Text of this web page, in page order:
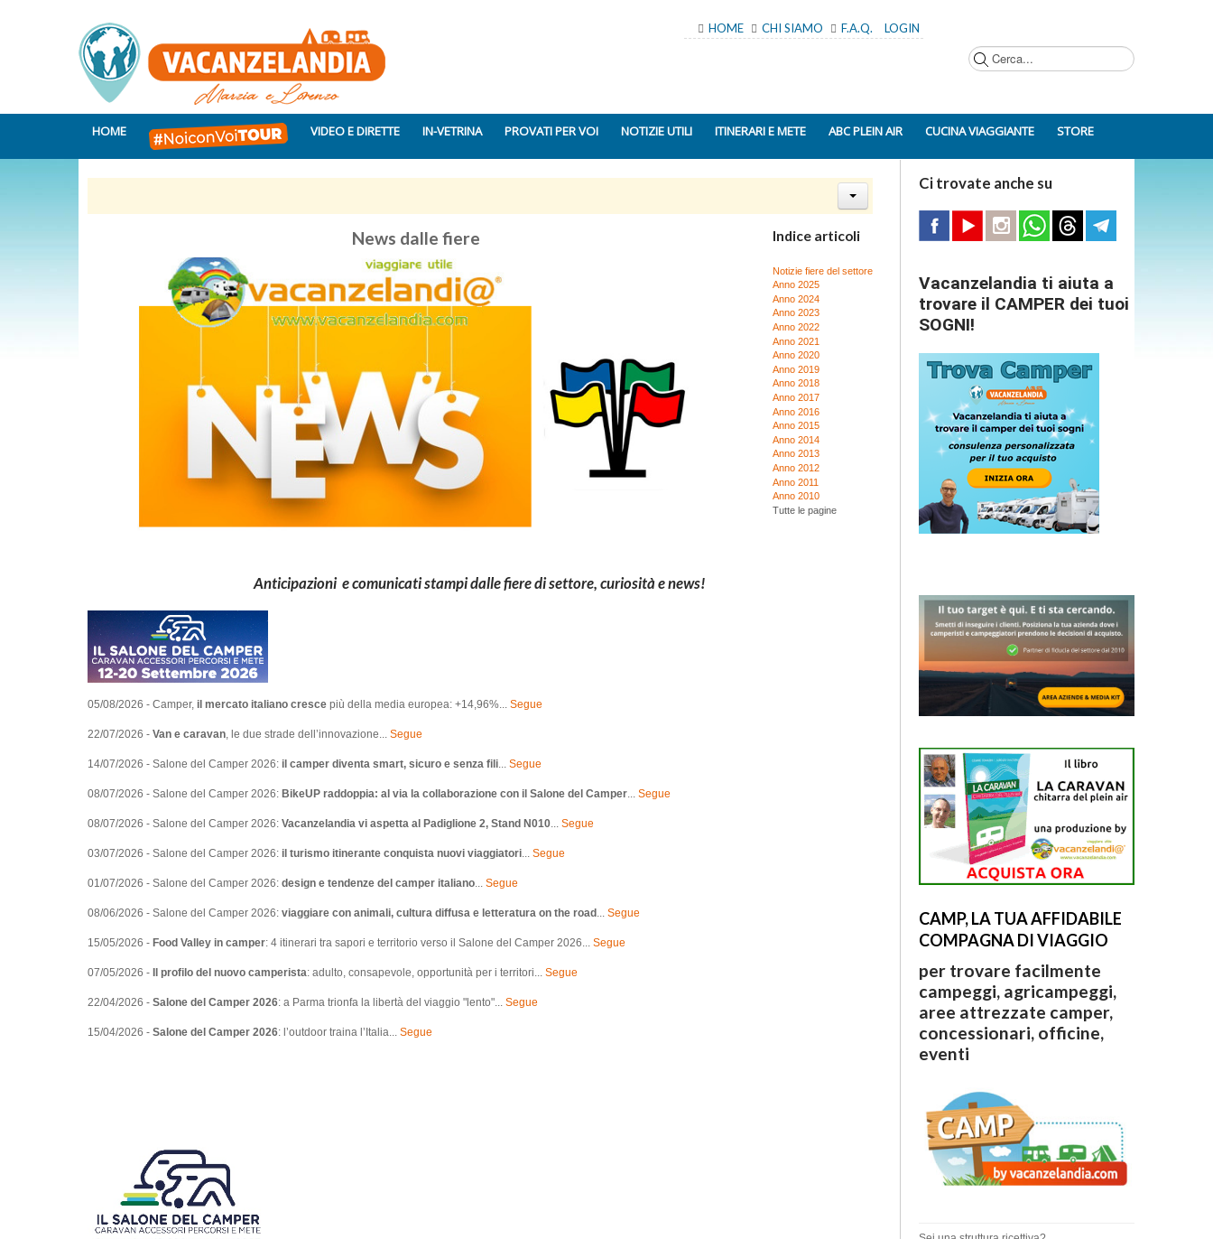
HOME CHI SIAMO F.A.Q. LOGIN
HOME VIDEO E DIRETTE IN-VETRINA PROVATI PER VOI NOTIZIE UTILI ITINERARI E METE ABC PLEIN AIR CUCINA VIAGGIANTE STORE
Indice articoli
Notizie fiere del settore
Anno 2025
Anno 2024
Anno 2023
Anno 2022
Anno 2021
Anno 2020
Anno 2019
Anno 2018
Anno 2017
Anno 2016
Anno 2015
Anno 2014
Anno 2013
Anno 2012
Anno 2011
Anno 2010
Tutte le pagine
News dalle fiere
Anticipazioni e comunicati stampi dalle fiere di settore, curiosità e news!
05/08/2026 - Camper, il mercato italiano cresce più della media europea: +14,96%... Segue
22/07/2026 - Van e caravan, le due strade dell’innovazione... Segue
14/07/2026 - Salone del Camper 2026: il camper diventa smart, sicuro e senza fili... Segue
08/07/2026 - Salone del Camper 2026: BikeUP raddoppia: al via la collaborazione con il Salone del Camper... Segue
08/07/2026 - Salone del Camper 2026: Vacanzelandia vi aspetta al Padiglione 2, Stand N010... Segue
03/07/2026 - Salone del Camper 2026: il turismo itinerante conquista nuovi viaggiatori... Segue
01/07/2026 - Salone del Camper 2026: design e tendenze del camper italiano... Segue
08/06/2026 - Salone del Camper 2026: viaggiare con animali, cultura diffusa e letteratura on the road ... Segue
15/05/2026 - Food Valley in camper: 4 itinerari tra sapori e territorio verso il Salone del Camper 2026... Segue
07/05/2026 - Il profilo del nuovo camperista: adulto, consapevole, opportunità per i territori... Segue
22/04/2026 - Salone del Camper 2026: a Parma trionfa la libertà del viaggio "lento"... Segue
15/04/2026 - Salone del Camper 2026: l’outdoor traina l’Italia... Segue
Ci trovate anche su
Vacanzelandia ti aiuta a
trovare il CAMPER dei tuoi
SOGNI!
CAMP, LA TUA AFFIDABILE
COMPAGNA DI VIAGGIO
per trovare facilmente
campeggi, agricampeggi,
aree attrezzate camper,
concessionari, officine,
eventi